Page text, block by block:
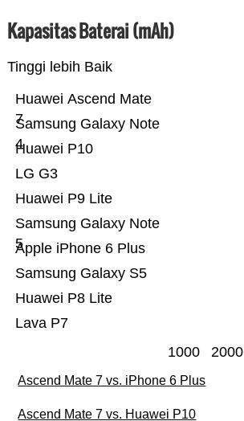
Kapasitas Baterai (mAh)
Tinggi lebih Baik
Lava P7
Huawei P8 Lite
Samsung Galaxy S5
Apple iPhone 6 Plus
Samsung Galaxy Note
5
Huawei P9 Lite
LG G3
Huawei P10
Samsung Galaxy Note
4
Huawei Ascend Mate
7
1000 2000
Ascend Mate 7 vs. iPhone 6 Plus
Ascend Mate 7 vs. Huawei P10